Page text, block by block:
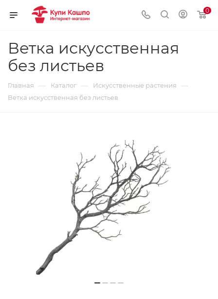
0
Ветка искусственная
без листьев
Главная — Каталог — Искусственные растения —
Ветка искусственная без листьев